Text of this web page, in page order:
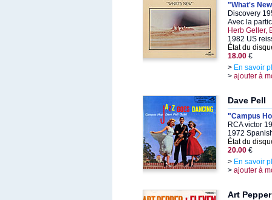
"What's
Discovery
Avec la
Herb Geller,
1982 US
État du
18.00 €
> En savoir
> ajouter à
Dave Pell
"Campus
RCA victor
1972
État du
20.00 €
> En savoir
> ajouter à
Art Pepper